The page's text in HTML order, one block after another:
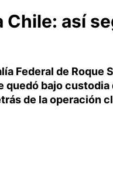
Chile: así
Federal de Roque
quedó bajo custodia
de la operación